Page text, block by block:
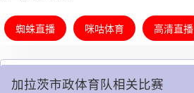
拉索夫
蜘蛛直播 咪咕体育 高清直播
加拉茨市政体育队相关比赛